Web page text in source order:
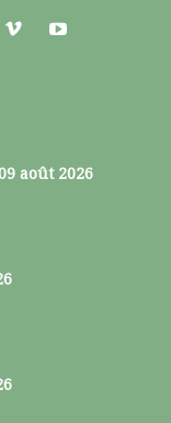
août 2026